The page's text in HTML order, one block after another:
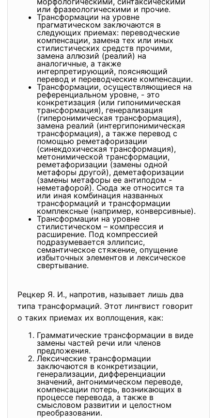
или фразеологическими и прочие.
Трансформации на уровне
прагматическом заключаются в
следующих приемах: переводческие
компенсации, замена тех или иных
стилистических средств прочими,
замена аллюзий (реалий) на
аналогичные, а также
интерпретирующий, поясняющий
перевод и переводческие компенсации.
Трансформации, осуществляющиеся на
референциальном уровне, - это
конкретизация (или гипонимическая
трансформация), генерализация
(гиперонимическая трансформация),
замена реалий (интергипонимическая
трансформация), а также перевод с
помощью реметафоризации
(синекдохическая трансформация),
метонимической трансформации,
реметафоризации (замены одной
метафоры другой), деметафоризации
(замены метафоры ее антиподом -
неметафорой). Сюда же относится та
или иная комбинация названных
трансформаций и трансформации
комплексные (например, конверсивные).
Трансформации на уровне
стилистическом – компрессия и
расширение. Под компрессией
подразумевается эллипсис,
семантическое стяжение, опущение
избыточных элементов и лексическое
свертывание.
Рецкер Я. И., напротив, называет лишь два
типа трансформаций. Этот лингвист говорит
о таких приемах их воплощения, как:
Грамматические трансформации в виде
замены частей речи или членов
предложения.
Лексические трансформации
заключаются в конкретизации,
генерализации, дифференциации
значений, антонимическом переводе,
компенсации потерь, возникающих в
процессе перевода, а также в
смысловом развитии и целостном
преобразовании.